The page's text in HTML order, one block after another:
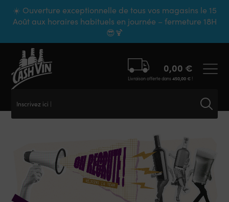
☀️ Ouverture exceptionnelle de tous vos magasins le 15
Août aux horaires habituels en journée – fermeture 18H
😎🍹
Inscrivez ici v
0,00 €
Livraison offerte dans450,00 €!
Panneau de gestion des cookies